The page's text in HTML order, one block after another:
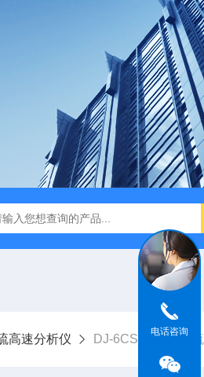
相仪 DJ-MIAS金相图像分析软件
高速分析仪 DJ-6CS型 电脑碳
电话咨询